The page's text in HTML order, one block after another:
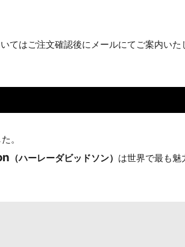
てはご注文確認後にメールにてご案内いた
。
（ハーレーダビッドソン） は世界で最も魅